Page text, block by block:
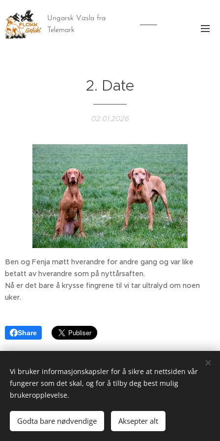
Ungarsk Vizsla fra
Telemark
2. Date
02.01.2026
Ben og Fenja møtt hverandre for andre gang og var like
betatt av hverandre som på nyttårsaften.
Nå er det bare å krysse fingrene til vi tar ultralyd om noen
uker.
Share
Informasjonskapsler
Vi bruker informasjonskapsler for å sikre at nettsiden vår
fungerer som det skal, og for å tilby deg best mulig
brukeropplevelse.
Godta bare nødvendige Aksepter alt